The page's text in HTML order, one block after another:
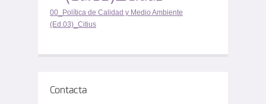
00_Política de Calidad y Medio Ambiente
(Ed.03)_Citius
Contacta